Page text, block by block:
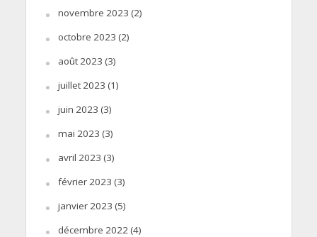
novembre 2023 (2)
octobre 2023 (2)
août 2023 (3)
juillet 2023 (1)
juin 2023 (3)
mai 2023 (3)
avril 2023 (3)
février 2023 (3)
janvier 2023 (5)
décembre 2022(4)